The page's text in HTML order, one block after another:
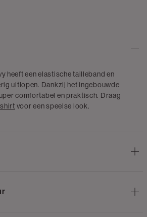
heeft een elastische tailleband en
uitlopen. Dankzij het ingebouwde
comfortabel en praktisch. Draag
voor een speelse look.